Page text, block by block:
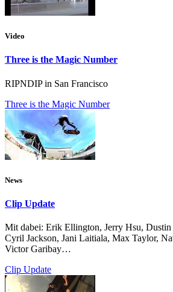
Video
Three is the Magic Number
RIPNDIP in San Francisco
Three is the Magic Number
News
Clip Update
Mit dabei: Erik Ellington, Jerry Hsu,
Cyril Jackson, Jani Laitiala, Max Taylor,
Victor Garibay…
Clip Update